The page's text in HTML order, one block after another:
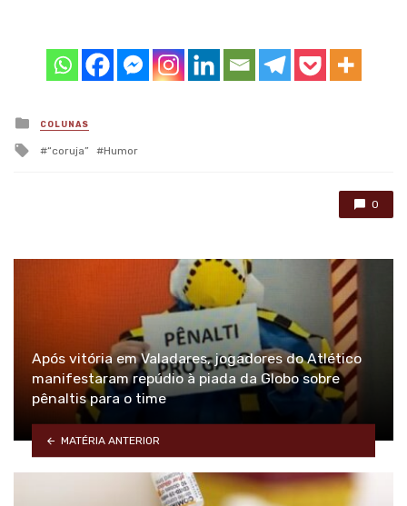
Posted
in
COLUNAS
Tagged
“coruja” Humor
0
Após vitória em Valadares, jogadores do Atlético
manifestaram repúdio à piada da Globo sobre
pênaltis para o time
MATÉRIA ANTERIOR